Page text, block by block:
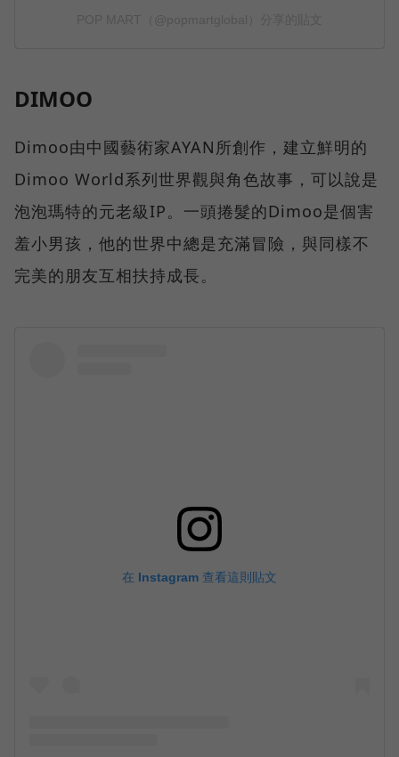
DIMOO
Dimoo由中國藝術家AYAN所創作，建立鮮明的
Dimoo World系列世界觀與角色故事，可以說是
泡泡瑪特的元老級IP。一頭捲髮的Dimoo是個害
羞小男孩，他的世界中總是充滿冒險，與同樣不
完美的朋友互相扶持成長。